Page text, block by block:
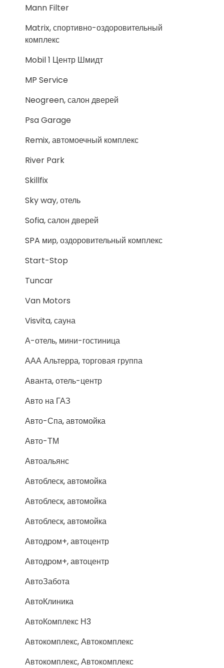
Mann Filter
Matrix, спортивно-оздоровительный
комплекс
Mobil 1 Центр Шмидт
MP Service
Neogreen, салон дверей
Psa Garage
Remix, автомоечный комплекс
River Park
Skillfix
Sky way, отель
Sofia, салон дверей
SPA мир, оздоровительный комплекс
Start-Stop
Tuncar
Van Motors
Visvita, сауна
А-отель, мини-гостиница
ААА Альтерра, торговая группа
Аванта, отель-центр
Авто на ГАЗ
Авто-Спа, автомойка
Авто-ТМ
Автоальянс
Автоблеск, автомойка
Автоблеск, автомойка
Автоблеск, автомойка
Автодром+, автоцентр
Автодром+, автоцентр
АвтоЗабота
АвтоКлиника
АвтоКомплекс Н3
Автокомплекс, Автокомплекс
Автокомплекс, Автокомплекс